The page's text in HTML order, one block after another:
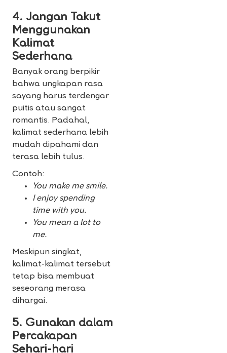
4. Jangan Takut
Menggunakan
Kalimat
Sederhana
Banyak orang berpikir
bahwa ungkapan rasa
sayang harus terdengar
puitis atau sangat
romantis. Padahal,
kalimat sederhana lebih
mudah dipahami dan
terasa lebih tulus.
Contoh:
You make me smile.
I enjoy spending
time with you.
You mean a lot to
me.
Meskipun singkat,
kalimat-kalimat tersebut
tetap bisa membuat
seseorang merasa
dihargai.
5. Gunakan dalam
Percakapan
Sehari-hari